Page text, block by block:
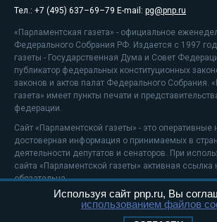
Тел.: +7 (495) 637–69–79 E-mail: pg@pnp.ru
«Парламентская газета» - официальное
Федерального Собрания РФ. Издается с 1997
газеты - Государственная Дума и Совет
публикатор федеральных конституционных
законов и актов палат Федерального Собрания.
газета» имеет пункты печати и
федерации.
Сайт «Парламентской газеты» - это оперативные
достоверная информация о принимаемых в
деятельности депутатов и сенаторов. При
сайта «Парламентской газеты» активная ссылка
обязательна.
На информационном ресурсе применяются
Используя сайт pnp.ru, Вы
использованием файлов